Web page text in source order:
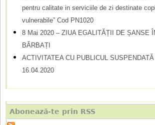
pentru calitate in serviciile de zi destinate
vulnerabile” Cod PN1020
8 Mai 2020 – ZIUA EGALITĂȚII DE ȘANSE
BĂRBAȚI
ACTIVITATEA CU PUBLICUL
16.04.2020
Abonează-te prin RSS